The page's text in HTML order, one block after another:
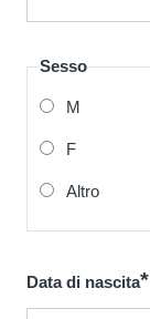
Sesso
M
F
Altro
Data di nascita